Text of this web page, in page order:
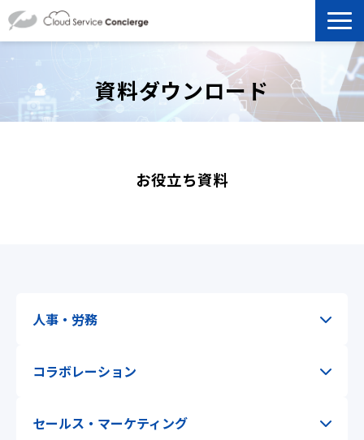
製品を探す
選ばれる理由
資料ダウンロード
お役立ち資料
人事・労務
コラボレーション
セールス・マーケティング